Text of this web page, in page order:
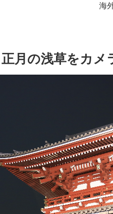
海
月の浅草をカメ